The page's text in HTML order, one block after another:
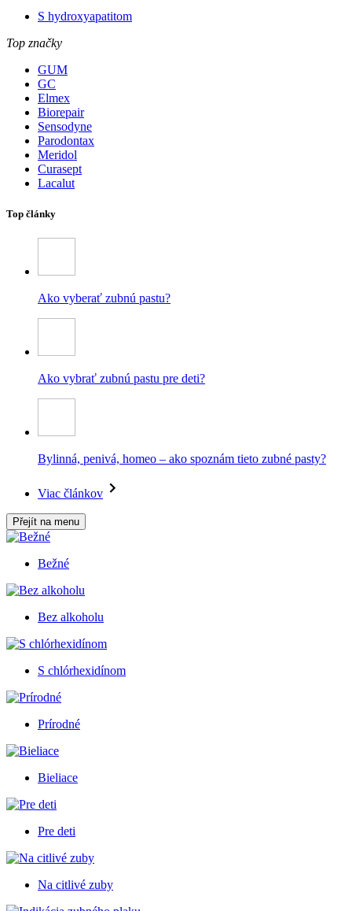
S hydroxyapatitom
Top značky
GUM
GC
Elmex
Biorepair
Sensodyne
Parodontax
Meridol
Curasept
Lacalut
Top články
Ako vyberať zubnú pastu?
Ako vybrať zubnú pastu pre deti?
Bylinná, penivá, homeo – ako spoznám tieto zubné pasty?
Viac článkov
Přejít na menu
Bežné
Bez alkoholu
S chlórhexidínom
Prírodné
Bieliace
Pre deti
Na citlivé zuby